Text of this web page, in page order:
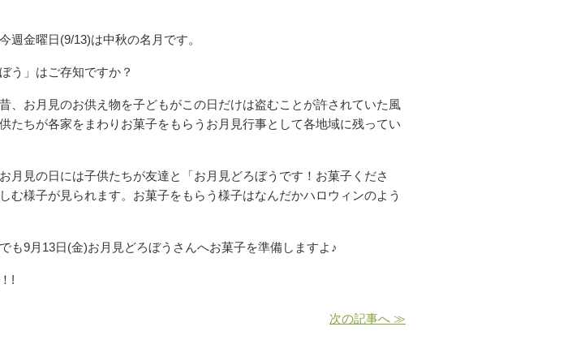
週金曜日(9/13)は中秋の名月です。
う」はご存知ですか？
、お月見のお供え物を子どもがこの日だけは盗むことが許されていた風
たちが各家をまわりお菓子をもらうお月見行事として各地域に残ってい
月見の日には子供たちが友達と「お月見どろぼうです！お菓子くださ
む様子が見られます。お菓子をもらう様子はなんだかハロウィンのよう
も9月13日(金)お月見どろぼうさんへお菓子を準備しますよ♪
!
次の記事へ ≫